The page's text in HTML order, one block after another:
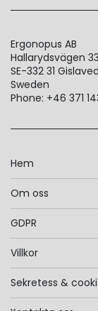
Ergonopus AB
Hallarydsvägen 33
SE-332 31 Gislaved
Sweden
Phone: +46 371
Hem
Om oss
GDPR
Villkor
Sekretess &